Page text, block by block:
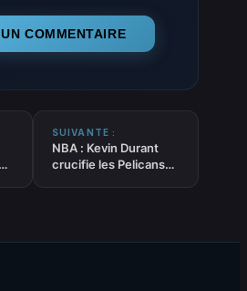
SUIVANTE :
NBA : Kevin Durant
crucifie les Pelicans